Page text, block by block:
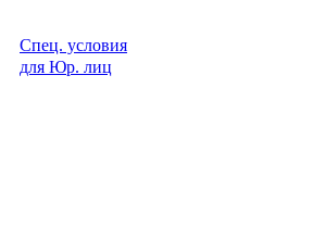
Спец. условия
для Юр. лиц